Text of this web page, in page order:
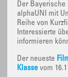
Der Bayerische
alphaUNI mit
Reihe von
Interessierte
informieren
Der neueste
Klasse vom